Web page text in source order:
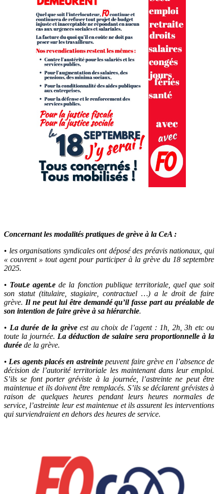
Concernant les modalités pratiques de grève à la CeA :
• les organisations syndicales ont déposé des préavis nationaux, qui
« couvrent » tout agent pour participer à la grève du 18 septembre
2025.
• Tout.e agent.e de la fonction publique territoriale, quel que soit
son statut (titulaire, stagiaire, contractuel …) a le droit de faire
grève. Il ne peut lui être demandé qu’il fasse part au préalable de
son intention de faire grève à sa hiérarchie.
• La durée de la grèveest au choix de l’agent : 1h, 2h, 3h etc ou
toute la journée. La déduction de salaire sera proportionnelle à la
durée de la grève.
• Les agents placés en astreintepeuvent faire grève en l’absence de
décision de l’autorité territoriale les maintenant dans leur emploi.
S’ils se font porter gréviste à la journée, l’astreinte ne peut être
maintenue et ils doivent être remplacés. S’ils se déclarent grévistes à
raison de quelques heures pendant leurs heures normales de
service, l’astreinte leur est maintenue et ils assurent lesinterventions
qui surviendraient en dehors des heures de service.